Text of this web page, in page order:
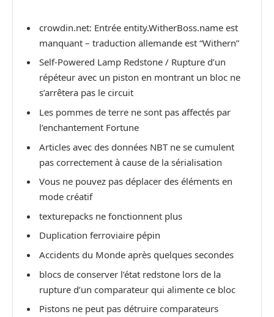
crowdin.net: Entrée entity.WitherBoss.name est
manquant – traduction allemande est “Withern”
Self-Powered Lamp Redstone / Rupture d’un
répéteur avec un piston en montrant un bloc ne
s’arrêtera pas le circuit
Les pommes de terre ne sont pas affectés par
l’enchantement Fortune
Articles avec des données NBT ne se cumulent
pas correctement à cause de la sérialisation
Vous ne pouvez pas déplacer des éléments en
mode créatif
texturepacks ne fonctionnent plus
Duplication ferroviaire pépin
Accidents du Monde après quelques secondes
blocs de conserver l’état redstone lors de la
rupture d’un comparateur qui alimente ce bloc
Pistons ne peut pas détruire comparateurs